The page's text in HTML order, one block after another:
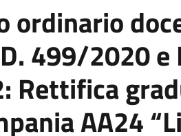
ordinario
499/2020 e
Rettifica
AA24